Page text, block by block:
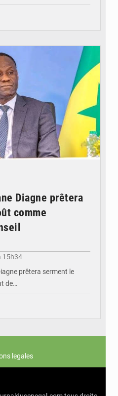
Diagne prêtera
comme
15h34
prêtera serment le
de…
legales